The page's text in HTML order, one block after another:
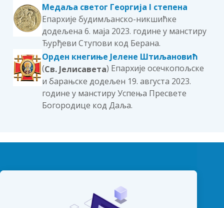
Медаља светог Георгија I степена
Епархије будимљанско-никшићке
додељена 6. маја 2023. године у манстиру
Ђурђеви Ступови код Берана.
Орден кнегиње Јелене Штиљановић
(Св. Јелисавета) Епархије осечкопољске
и барањске додељен 19. августа 2023.
године у манстиру Успења Пресвете
Богородице код Даља.